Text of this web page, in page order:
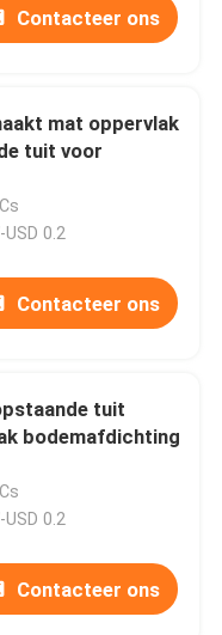
Contacteer ons
mat oppervlak
tuit voor
USD 0.2
Contacteer ons
tuit
bodemafdichting
USD 0.2
Contacteer ons